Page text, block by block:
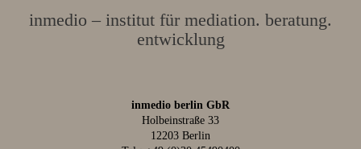
inmedio – institut für mediation. beratung.
entwicklung
inmedio berlin GbR
Holbeinstraße 33
12203 Berlin